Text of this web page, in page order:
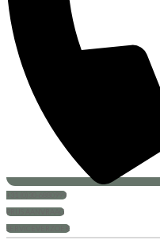
+31 (0)30-6880999
PRIJS AANVRAAG
SERVICEVERZOEK